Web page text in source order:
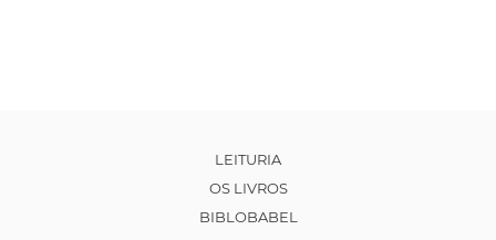
LEITURIA
OS LIVROS
BIBLOBABEL